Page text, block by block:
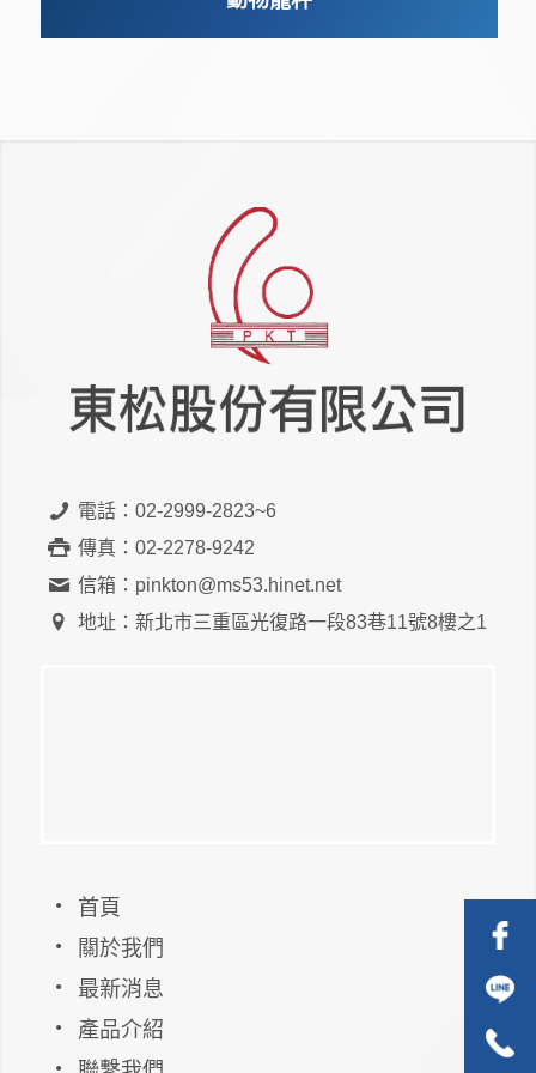
電話：02-2999-2823~6
傳真：02-2278-9242
信箱：pinkton@ms53.hinet.net
地址：新北市三重區光復路一段83巷11號8樓之1
首頁
關於我們
最新消息
產品介紹